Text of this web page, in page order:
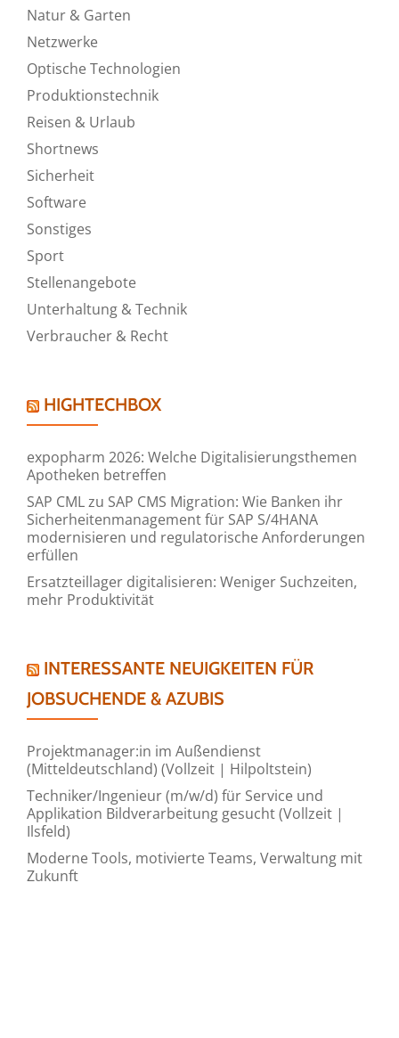
Natur & Garten
Netzwerke
Optische Technologien
Produktionstechnik
Reisen & Urlaub
Shortnews
Sicherheit
Software
Sonstiges
Sport
Stellenangebote
Unterhaltung & Technik
Verbraucher & Recht
HIGHTECHBOX
expopharm 2026: Welche Digitalisierungsthemen
Apotheken betreffen
SAP CML zu SAP CMS Migration: Wie Banken ihr
Sicherheitenmanagement für SAP S/4HANA
modernisieren und regulatorische Anforderungen
erfüllen
Ersatzteillager digitalisieren: Weniger Suchzeiten,
mehr Produktivität
INTERESSANTE NEUIGKEITEN FÜR
JOBSUCHENDE & AZUBIS
Projektmanager:in im Außendienst
(Mitteldeutschland) (Vollzeit | Hilpoltstein)
Techniker/Ingenieur (m/w/d) für Service und
Applikation Bildverarbeitung gesucht (Vollzeit |
Ilsfeld)
Moderne Tools, motivierte Teams, Verwaltung mit
Zukunft